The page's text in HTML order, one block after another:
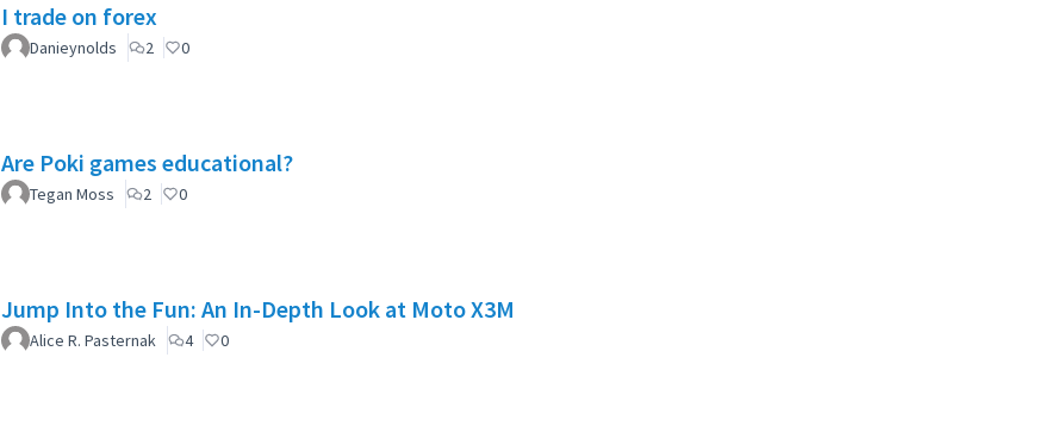
I trade on forex
Danieynolds 2 0
Are Poki games educational?
Tegan Moss 2 0
Jump Into the Fun: An In-Depth Look at Moto X3M
Alice R. Pasternak 4 0